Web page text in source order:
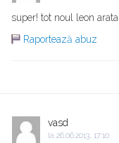
super! tot noul leon
Raportează abuz
vasd
la 26.06.2013, 17:10